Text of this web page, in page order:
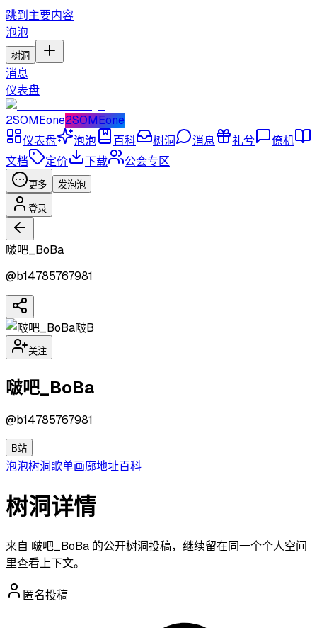
跳到主要内容
泡泡
树洞
消息
仪表盘
2SOMEone2SOMEone
仪表盘
泡泡 百科 树洞 消息 礼兮
僚机
文档
定价 下载 公会专区
更多 发泡泡
登录
啵吧_BoBa
@b14785767981
啵B
关注
啵吧_BoBa
@b14785767981
B站
泡泡树洞歌单画廊地址百科
树洞详情
来自 啵吧_BoBa 的公开树洞投稿，继续留在同一个个人空间
里查看上下文。
匿名投稿